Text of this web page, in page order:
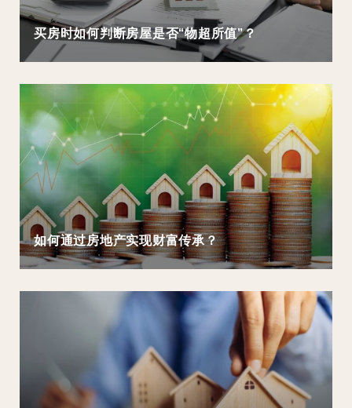
买房时如何判断房屋是否“物超所值”？
如何通过房地产实现财富传承？